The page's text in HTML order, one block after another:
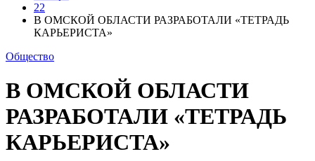
22
В ОМСКОЙ ОБЛАСТИ РАЗРАБОТАЛИ «ТЕТРАДЬ
КАРЬЕРИСТА»
Общество
В ОМСКОЙ ОБЛАСТИ
РАЗРАБОТАЛИ «ТЕТРАДЬ
КАРЬЕРИСТА»